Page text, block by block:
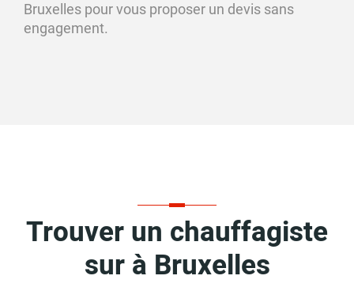
Bruxelles pour vous proposer un devis sans
engagement.
Trouver un chauffagiste
sur à Bruxelles